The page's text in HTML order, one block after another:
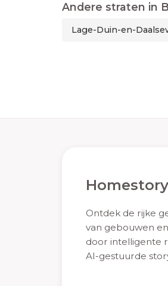
Andere straten in
Lage-Duin-en-
Homestory
Ontdek de rijke
van gebouwen
door intelligente
AI-gestuurde